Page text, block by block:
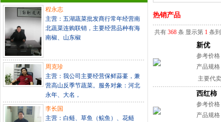
程永志
主营：五湖蔬菜批发商行常年经营南
北蔬菜连购联销，主要经营品种有海
南椒、山东椒
周克珍
主营：我公司主要经营保鲜蒜薹，兼
营高山反季节蔬菜。服务对象：河北
永年、大名，
李长国
主营：白鲢、草鱼（鲩鱼）、花鲢
热销产品
共有 368 条 显示第 1 条
新优
参考价
产品规
主要代
西红柿
参考价
产品规